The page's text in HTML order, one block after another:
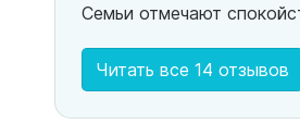
Семьи отмечают
Читать все 14 отзывов